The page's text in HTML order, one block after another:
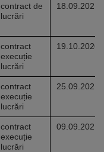
contract de
lucrări
18.09.2021
contract
execuție
lucrări
19.10.2020
contract
execuție
lucrări
25.09.2021
contract
execuție
lucrări
09.09.2021